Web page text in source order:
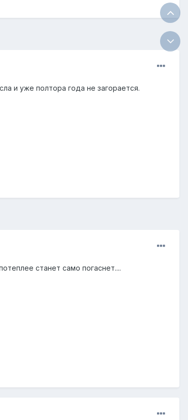
и уже полтора года не загорается.
станет само погаснет....